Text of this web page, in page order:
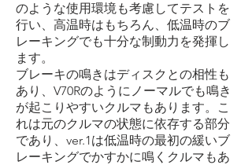
のような使用環境も考慮してテストを
行い、高温時はもちろん、低温時のブ
レーキングでも十分な制動力を発揮し
ます。
ブレーキの鳴きはディスクとの相性も
あり、V70Rのようにノーマルでも鳴き
が起こりやすいクルマもあります。こ
れは元のクルマの状態に依存する部分
であり、ver.1は低温時の最初の緩いブ
レーキングでかすかに鳴くクルマもあ